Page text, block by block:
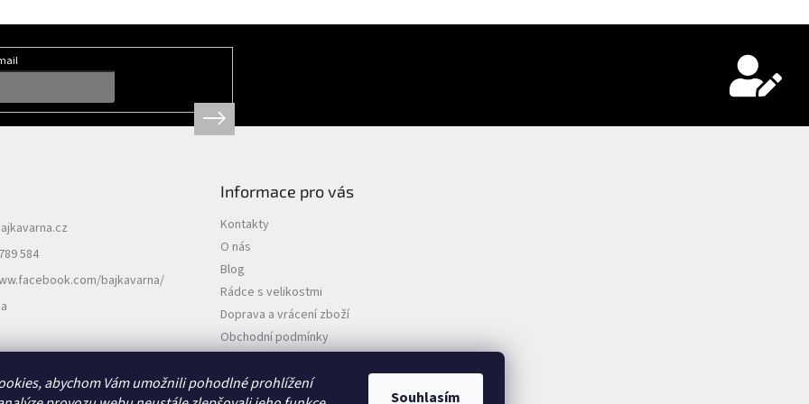
abychom Vám umožnili pohodlné prohlížení
Souhlasím
584
bajkavarna/
Informace pro vás
Kontakty
O nás
Blog
Rádce s velikostmi
Doprava a vrácení zboží
Obchodní podmínky